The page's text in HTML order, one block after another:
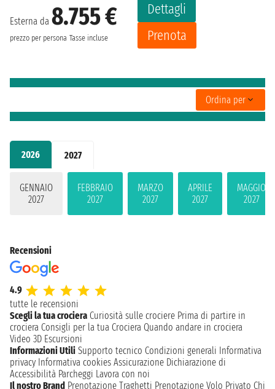
2026 2027
GENNAIO
2027
FEBBRAIO
2027
MARZO
2027
APRILE
2027
MAGGIO
2027
Esterna da 8.755 €
prezzo per persona Tasse incluse
Dettagli
Prenota
Ordina per
Recensioni
4.9
tutte le recensioni
Scegli la tua crociera Curiosità sulle crociere Prima di partire in
crociera Consigli per la tua Crociera Quando andare in crociera
Video 3D Escursioni
Informazioni Utili Supporto tecnico Condizioni generali Informativa
privacy Informativa cookies Assicurazione Dichiarazione di
Accessibilità Parcheggi Lavora con noi
Il nostro Brand Prenotazione Traghetti Prenotazione Volo Privato Chi